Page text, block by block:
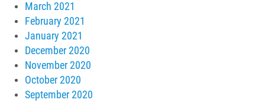
March 2021
February 2021
January 2021
December 2020
November 2020
October 2020
September 2020